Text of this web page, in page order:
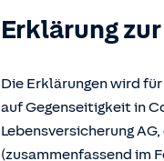
Erklärung
Die Erklärungen wird
auf Gegenseitigkeit in
Lebensversicherung
(zusammenfassend im